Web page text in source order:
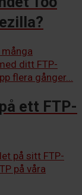
ditt FTP-
flera gånger...
ett FTP-
på sitt FTP-
på våra